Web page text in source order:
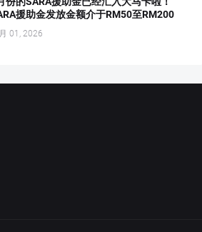
援助金发放金额介于RM50至RM200
01, 2026